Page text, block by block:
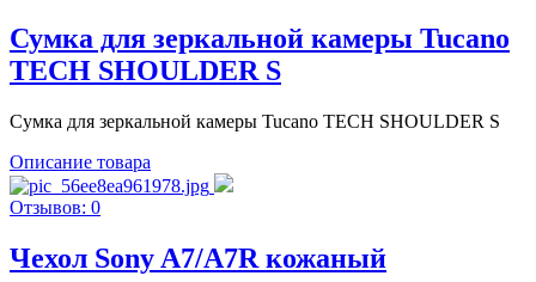
Сумка для зеркальной камеры Tucano
TECH SHOULDER S
Сумка для зеркальной камеры Tucano TECH SHOULDER S
Описание товара
Отзывов: 0
Чехол Sony A7/A7R кожаный